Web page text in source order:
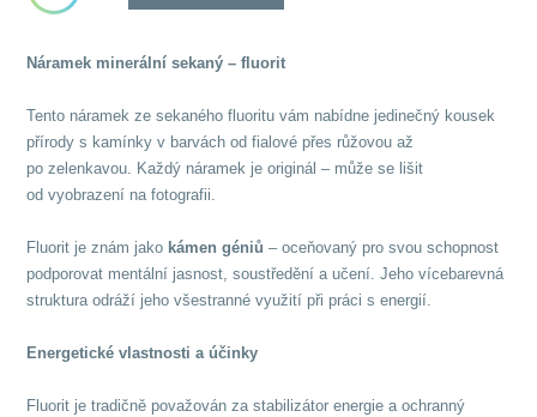
Náramek minerální sekaný – fluorit
Tento náramek ze sekaného fluoritu vám nabídne jedinečný kousek
přírody s kamínky v barvách od fialové přes růžovou až
po zelenkavou. Každý náramek je originál – může se lišit
od vyobrazení na fotografii.
Fluorit je znám jako kámen géniů – oceňovaný pro svou schopnost
podporovat mentální jasnost, soustředění a učení. Jeho vícebarevná
struktura odráží jeho všestranné využití při práci s energií.
Energetické vlastnosti a účinky
Fluorit je tradičně považován za stabilizátor energie a ochranný